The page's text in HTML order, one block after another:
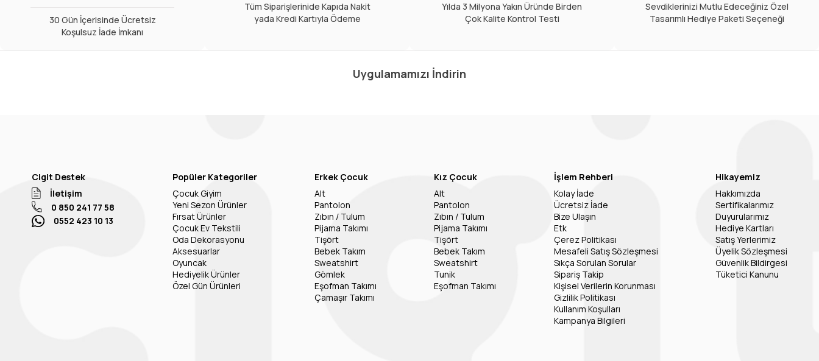
30 Gün İçerisinde Ücretsiz
Koşulsuz İade İmkanı
Tüm Siparişlerinide Kapıda Nakit
yada Kredi Kartıyla Ödeme
Yılda 3 Milyona Yakın Üründe Birden
Çok Kalite Kontrol Testi
Sevdiklerinizi Mutlu Edeceğiniz Özel
Tasarımlı Hediye Paketi Seçeneği
Uygulamamızı İndirin
Cigit Destek
İletişim
0 850 241 77 58
0552 423 10 13
Popüler Kategoriler
Çocuk Giyim
Yeni Sezon Ürünler
Fırsat Ürünler
Çocuk Ev Tekstili
Oda Dekorasyonu
Aksesuarlar
Oyuncak
Hediyelik Ürünler
Özel Gün Ürünleri
Erkek Çocuk
Alt
Pantolon
Zıbın / Tulum
Pijama Takımı
Tişört
Bebek Takım
Sweatshirt
Gömlek
Eşofman Takımı
Çamaşır Takımı
Kız Çocuk
Alt
Pantolon
Zıbın / Tulum
Pijama Takımı
Tişört
Bebek Takım
Sweatshirt
Tunik
Eşofman Takımı
İşlem Rehberi
Kolay İade
Ücretsiz İade
Bize Ulaşın
Etk
Çerez Politikası
Mesafeli Satış Sözleşmesi
Sıkça Sorulan Sorular
Sipariş Takip
Kişisel Verilerin Korunması
Gizlilik Politikası
Kullanım Koşulları
Kampanya Bilgileri
Hikayemiz
Hakkımızda
Sertifikalarımız
Duyurularımız
Hediye Kartları
Satış Yerlerimiz
Üyelik Sözleşmesi
Güvenlik Bildirgesi
Tüketici Kanunu